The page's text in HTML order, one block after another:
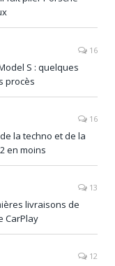
16
S : quelques
procès
16
la techno et de la
en moins
13
livraisons de
CarPlay
12